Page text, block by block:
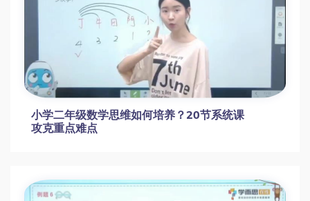
小学二年级数学思维如何培养？20节系统课
攻克重点难点